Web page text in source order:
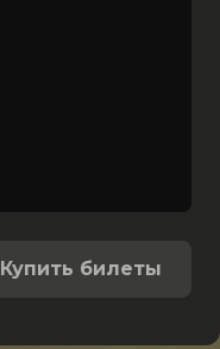
Купить билеты